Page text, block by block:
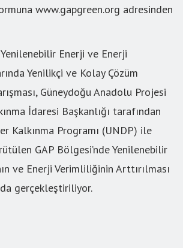
www.gapgreen.org adresinden
Enerji ve Enerji
Yenilikçi ve Kolay Çözüm
Güneydoğu Anadolu Projesi
İdaresi Başkanlığı tarafından
Kalkınma Programı (UNDP) ile
GAP Bölgesi’nde Yenilenebilir
ve Enerji Verimliliğinin Arttırılması
gerçekleştiriliyor.